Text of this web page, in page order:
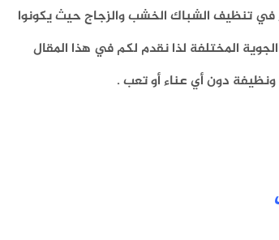
في تنظيف الشباك الخشب والزجاج حيث يكونوا
المختلفة لذا نقدم لكم في هذا المقال
دون أي عناء أو تعب .